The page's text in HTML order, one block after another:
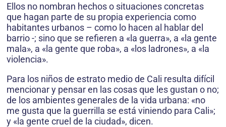
Ellos no nombran hechos o situaciones concretas
que hagan parte de su propia experiencia como
habitantes urbanos – como lo hacen al hablar del
barrio -; sino que se refieren a «la guerra», a «la gente
mala», a «la gente que roba», a «los ladrones», a «la
violencia».
Para los niños de estrato medio de Cali resulta difícil
mencionar y pensar en las cosas que les gustan o no;
de los ambientes generales de la vida urbana: «no
me gusta que la guerrilla se está viniendo para Cali»;
y «la gente cruel de la ciudad», dicen.